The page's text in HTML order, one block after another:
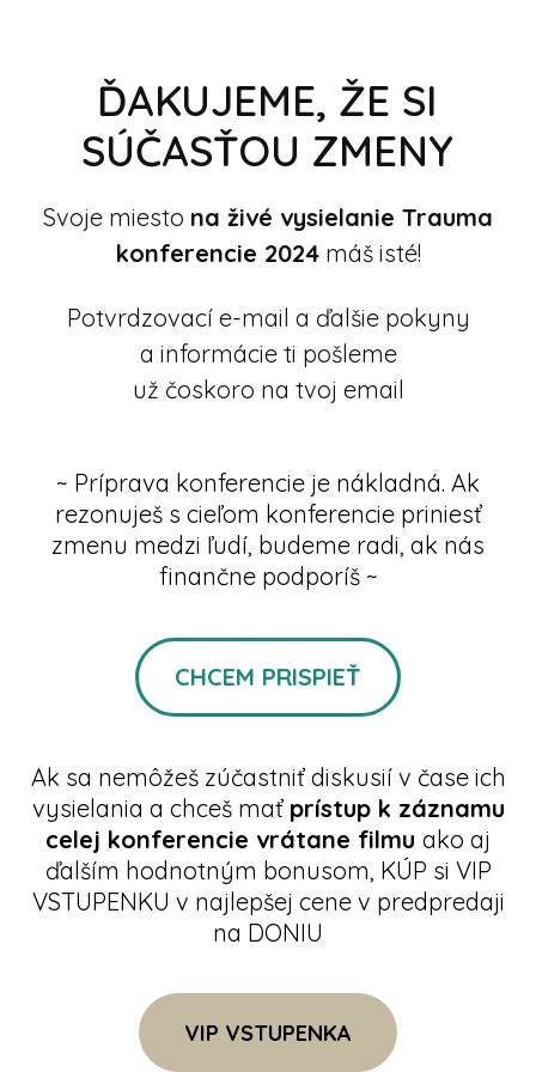
ĎAKUJEME, ŽE SI
SÚČASŤOU ZMENY
Svoje miesto na živé vysielanie Trauma
konferencie 2024máš isté!
Potvrdzovací e-mail a ďalšie pokyny
a informácie ti pošleme
už čoskoro na tvoj email
~ Príprava konferencie je nákladná. Ak
rezonuješ s cieľom konferencie priniesť
zmenu medzi ľudí, budeme radi, ak nás
finančne podporíš ~
CHCEM PRISPIEŤ
Ak sa nemôžeš zúčastniť diskusií v čase ich
vysielania a chceš mať prístup k záznamu
celej konferencie vrátane filmu ako aj
ďalším hodnotným bonusom, KÚP si VIP
VSTUPENKU v najlepšej cene v predpredaji
na DONIU
VIP VSTUPENKA